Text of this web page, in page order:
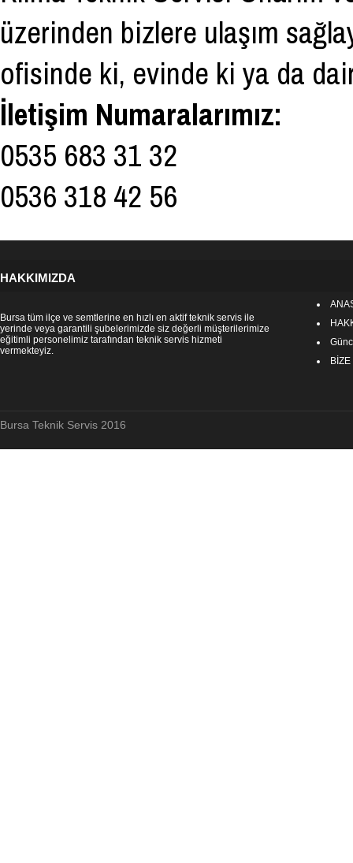
üzerinden bizlere ulaşım
ofisinde ki, evinde ki ya da
İletişim Numaralarımız:
0535 683 31 32
0536 318 42 56
HAKKIMIZDA
Bursa tüm ilçe ve semtlerine en hızlı en aktif teknik servis ile
yerinde veya garantili şubelerimizde siz değerli müşterilerimize
eğitimli personelimiz tarafından teknik servis hizmeti
vermekteyiz.
Bursa Teknik Servis 2016